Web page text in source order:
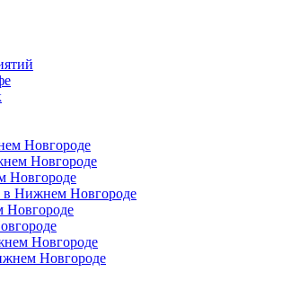
Новгороде
Новгороде
Новгороде
в Нижнем Новгороде
Новгороде
Новгороде
Новгороде